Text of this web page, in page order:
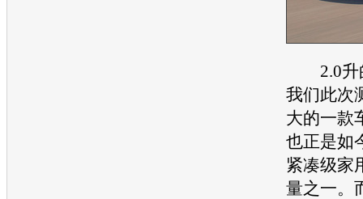
2.0升
我们此次
大的一款
也正是如
紧凑级家
量之一。